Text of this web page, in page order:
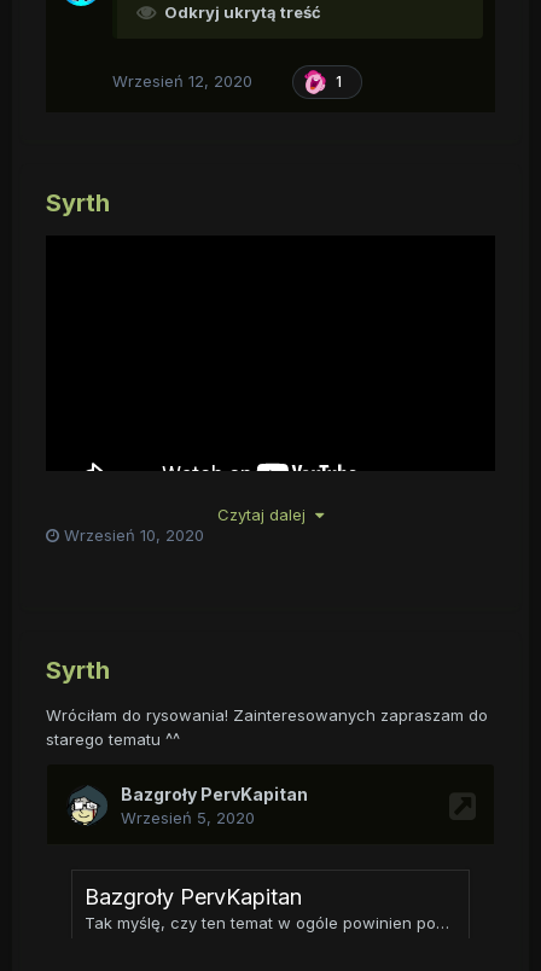
Odkryj ukrytą treść
Wrzesień 12, 2020 1
Syrth
Czytaj dalej
Wrzesień 10, 2020
Syrth
Wróciłam do rysowania! Zainteresowanych zapraszam do
starego tematu ^^